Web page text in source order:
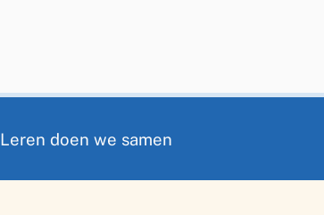
doen we samen